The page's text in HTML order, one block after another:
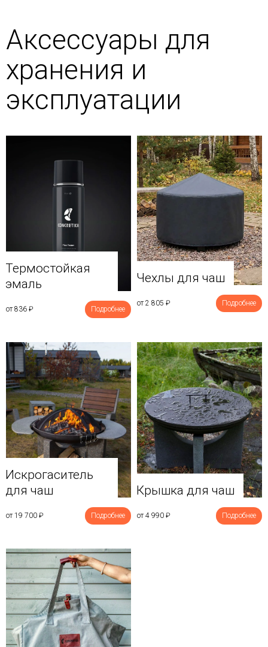
Аксессуары для
хранения и
эксплуатации
Термостойкая
эмаль
от 836 ₽ Подробнее
Чехлы для чаш
от 2 805 ₽ Подробнее
Искрогаситель
для чаш
от 19 700 ₽ Подробнее
Крышка для чаш
от 4 990 ₽ Подробнее